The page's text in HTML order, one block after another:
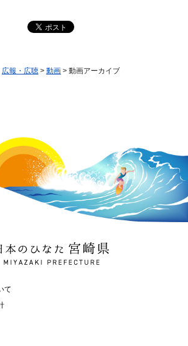
広報・広聴 > 動画 > 動画アーカイブ
本のひなた 宮崎県
MIYAZAKI PREFECTURE
て